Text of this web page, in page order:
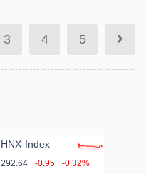
3 4 5
HNX-Index
292.64 -0.95 -0.32%